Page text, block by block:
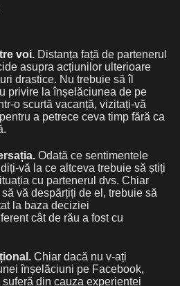
voi. Distanța față de partenerul
asupra acțiunilor ulterioare
drastice. Nu trebuie să îl
privire la înșelăciunea de pe
o scurtă vacanță, vizitați-vă
a petrece ceva timp fără ca
Odată ce sentimentele
vă la ce altceva trebuie să știți
cu partenerul dvs. Chiar
vă despărțiți de el, trebuie să
la baza deciziei
cât de rău a fost cu
Chiar dacă nu v-ați
înșelăciuni pe Facebook,
din cauza experienței